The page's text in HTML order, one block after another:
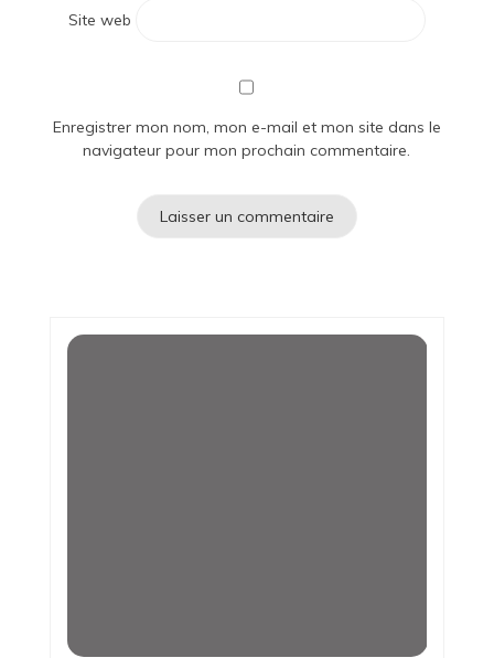
Site web
Enregistrer mon nom, mon e-mail et mon site dans le
navigateur pour mon prochain commentaire.